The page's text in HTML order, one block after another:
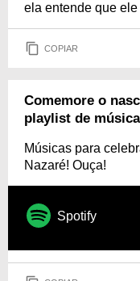
ela entende que
COPIAR
Comemore o
playlist de
Músicas para
Nazaré! Ouça!
Spotify